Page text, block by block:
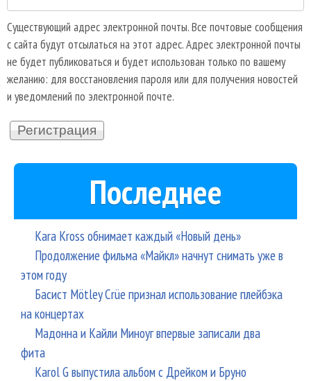
Существующий адрес электронной почты. Все почтовые сообщения
с сайта будут отсылаться на этот адрес. Адрес электронной почты
не будет публиковаться и будет использован только по вашему
желанию: для восстановления пароля или для получения новостей
и уведомлений по электронной почте.
Последнее
Kara Kross обнимает каждый «Новый день»
Продолжение фильма «Майкл» начнут снимать уже в
этом году
Басист Mötley Crüe признал использование плейбэка
на концертах
Мадонна и Кайли Миноуг впервые записали два
фита
Karol G выпустила альбом с Дрейком и Бруно